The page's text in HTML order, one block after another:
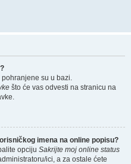
su u bazi.
što će vas odvesti na stranicu na
imena na online popisu?
opciju Sakrijte moj online status
ici, a za ostale ćete